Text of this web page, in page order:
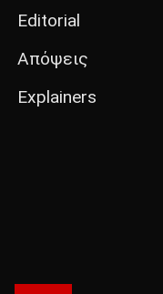
Editorial
Απόψεις
Explainers